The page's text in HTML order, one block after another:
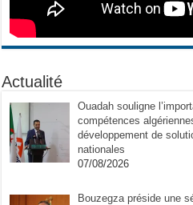
Actualité
Ouadah souligne
compétences
développement de
nationales
07/08/2026
Bouzegza préside une